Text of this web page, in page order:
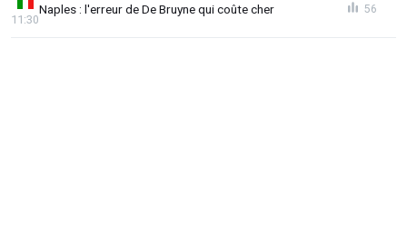
Naples : l'erreur de De Bruyne qui coûte cher
11:30
56